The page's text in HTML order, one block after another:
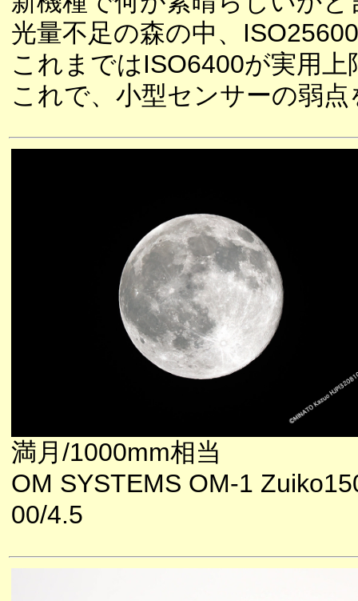
光量不足の森の中、
これまではISO6400が実用
これで、小型センサーの弱
満月/1000mm相当
OM SYSTEMS OM-1
00/4.5